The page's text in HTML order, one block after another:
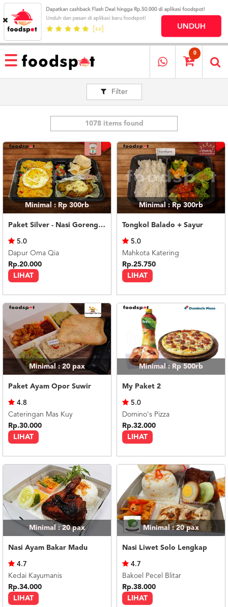
HOME
MENU
RESTAURANT
MEREKA
KATALOG
LOYALTY
PROGRAM
ABOUT
BLOG
TERMS
CENTER
021
5091
3494
LOGIN
DAFTAR
0
Filter
1078 items found
Minimal : Rp 300rb
Paket Silver - Nasi Goreng Nanas Geprek Mozza
LIHAT
5.0
Dapur Oma Qia
Rp.20.000
Minimal : Rp 300rb
Tongkol Balado + Sayur
LIHAT
5.0
Mahkota Katering
Rp.25.750
Minimal : 20pax
Paket Ayam Opor Suwir
LIHAT
4.8
Cateringan Mas Kuy
Rp.30.000
Minimal : Rp 500rb
My Paket 2
LIHAT
5.0
Domino's Pizza
Rp.32.000
Minimal : 20pax
Nasi Ayam Bakar Madu
LIHAT
4.7
Kedai Kayumanis
Rp.34.000
Minimal : 20pax
Nasi Liwet Solo Lengkap
LIHAT
4.7
Bakoel Pecel Blitar
Rp.38.000